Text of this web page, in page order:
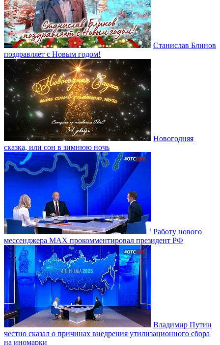
Станислав Блинов
поздравляет с Новым годом!
Новогодняя
сказка, или сон в зимнюю ночь
Работу нового
мессенджера MAX прокомментировал президент РФ
Владимир Путин
честно сказал о причинах внедрения утилизационного сбора
на иномарки